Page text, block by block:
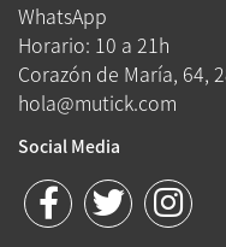
WhatsApp
Horario: 10 a 21h
Corazón de María, 64,
hola@mutick.com
Social Media